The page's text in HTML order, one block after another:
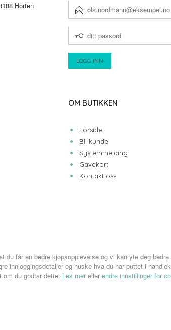
Horten
POSTADRESSE
PASSORD
OM BUTIKKEN
Forside
Bli kunde
Systemmelding
Gavekort
Kontakt oss
du får en bedre kjøpsopplevelse og vi kan yte deg
innloggingsdetaljer og huske hva du har puttet i
om du godtar dette. Les mereller endre innstillinger for